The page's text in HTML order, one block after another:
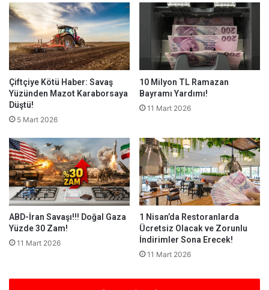
Çiftçiye Kötü Haber: Savaş
Yüzünden Mazot Karaborsaya
Düştü!
5 Mart 2026
10 Milyon TL Ramazan
Bayramı Yardımı!
11 Mart 2026
ABD-İran Savaşı!!! Doğal Gaza
Yüzde 30 Zam!
11 Mart 2026
1 Nisan’da Restoranlarda
Ücretsiz Olacak ve Zorunlu
İndirimler Sona Erecek!
11 Mart 2026